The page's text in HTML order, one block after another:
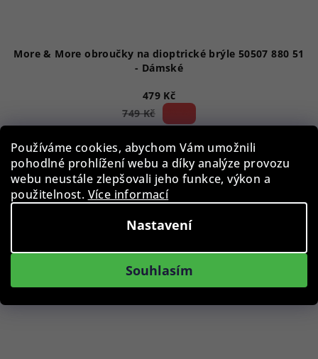
Používáme cookies, abychom Vám umožnili
pohodlné prohlížení webu a díky analýze provozu
webu neustále zlepšovali jeho funkce, výkon a
použitelnost. Více informací
Nastavení
Souhlasím
More & More obroučky na dioptrické brýle 50507 880 51
- Dámské
479 Kč
749 Kč
Do košíku